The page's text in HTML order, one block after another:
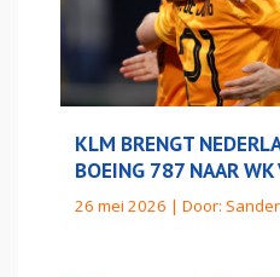
KLM BRENGT
BOEING 787 NAAR WK
26 mei 2026 | Door: